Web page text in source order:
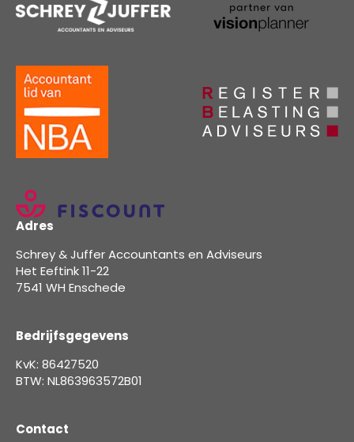
Adres
Schrey & Juffer Accountants en Adviseurs
Het Eeftink 11-22
7541 WH Enschede
Bedrijfsgegevens
KvK: 86427520
BTW: NL863963572B01
Contact